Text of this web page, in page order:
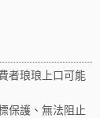
者琅琅上口可能
保護、無法阻止